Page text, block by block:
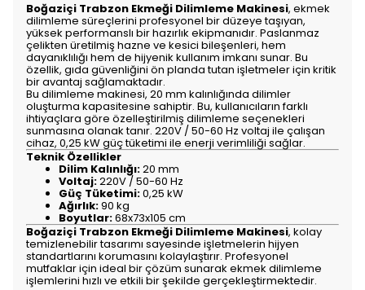
Boğaziçi Trabzon Ekmeği Dilimleme Makinesi, ekmek
dilimleme süreçlerini profesyonel bir düzeye taşıyan,
yüksek performanslı bir hazırlık ekipmanıdır. Paslanmaz
çelikten üretilmiş hazne ve kesici bileşenleri, hem
dayanıklılığı hem de hijyenik kullanım imkanı sunar. Bu
özellik, gıda güvenliğini ön planda tutan işletmeler için kritik
bir avantaj sağlamaktadır.
Bu dilimleme makinesi, 20 mm kalınlığında dilimler
oluşturma kapasitesine sahiptir. Bu, kullanıcıların farklı
ihtiyaçlara göre özelleştirilmiş dilimleme seçenekleri
sunmasına olanak tanır. 220V / 50-60 Hz voltaj ile çalışan
cihaz, 0,25 kW güç tüketimi ile enerji verimliliği sağlar.
Teknik Özellikler
Dilim Kalınlığı:20 mm
Voltaj:220V / 50-60 Hz
Güç Tüketimi:0,25 kW
Ağırlık:90 kg
Boyutlar:68x73x105 cm
Boğaziçi Trabzon Ekmeği Dilimleme Makinesi, kolay
temizlenebilir tasarımı sayesinde işletmelerin hijyen
standartlarını korumasını kolaylaştırır. Profesyonel
mutfaklar için ideal bir çözüm sunarak ekmek dilimleme
işlemlerini hızlı ve etkili bir şekilde gerçekleştirmektedir.